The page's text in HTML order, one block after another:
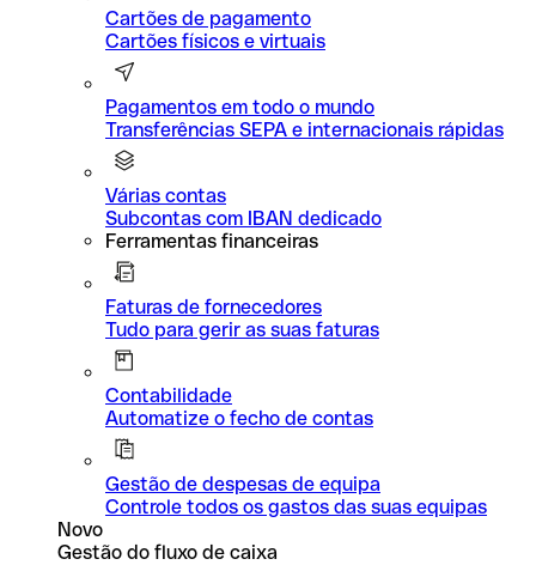
Cartões de pagamento
Cartões físicos e virtuais
Pagamentos em todo o mundo
Transferências SEPA e internacionais rápidas
Várias contas
Subcontas com IBAN dedicado
Ferramentas financeiras
Faturas de fornecedores
Tudo para gerir as suas faturas
Contabilidade
Automatize o fecho de contas
Gestão de despesas de equipa
Controle todos os gastos das suas equipas
Novo
Gestão do fluxo de caixa